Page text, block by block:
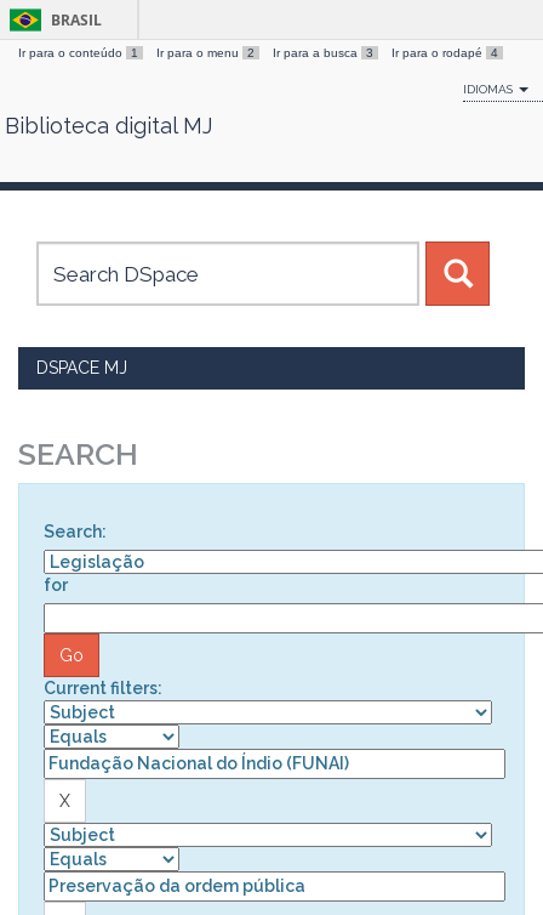
Skip
BRASIL
Ir para o conteúdo 1 Ir para o menu 2 Ir para a busca 3 Ir para o rodapé 4
IDIOMAS
Biblioteca digital MJ
DSPACE MJ
SEARCH
Search:
for
Current filters: